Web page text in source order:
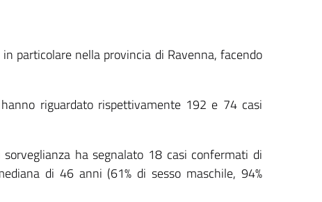
particolare nella provincia di Ravenna, facendo
riguardato rispettivamente 192 e 74 casi
ha segnalato 18 casi confermati di
di 46 anni (61% di sesso maschile, 94%